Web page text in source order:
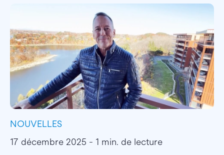
NOUVELLES
17 décembre 2025 - 1 min. de lecture